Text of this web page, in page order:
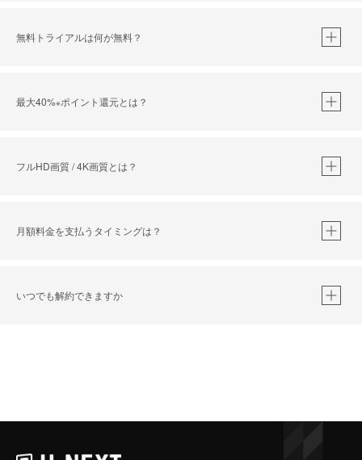
無料トライアルは何が無料？
最大40%※ポイント還元とは？
※40％ポイント還元の対象は、クレジットカード決済による作品の購入 / レンタルです。
iOSアプリのUコイン決済による作品の購入 / レンタルは、20％のポイント還元です。
フルHD画質 / 4K画質とは？
月額料金を支払うタイミングは？
いつでも解約できますか